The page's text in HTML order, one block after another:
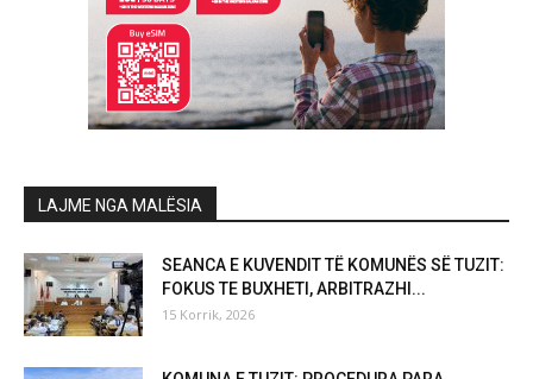
LAJME NGA MALËSIA
SEANCA E KUVENDIT TË KOMUNËS SË TUZIT:
FOKUS TE BUXHETI, ARBITRAZHI...
15 Korrik, 2026